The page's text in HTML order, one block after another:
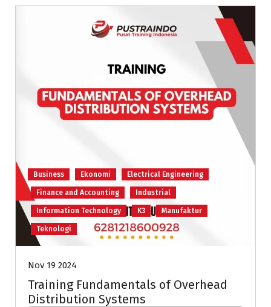
Business Ekonomi Electrical Engineering
Finance and Accounting Industrial
Information Technology K3 Manufaktur
Teknologi
Nov 19 2024
Training Fundamentals of Overhead
Distribution Systems